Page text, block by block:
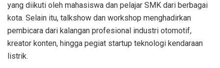
yang diikuti oleh mahasiswa dan pelajar SMK dari berbagai
kota. Selain itu, talkshow dan workshop menghadirkan
pembicara dari kalangan profesional industri otomotif,
kreator konten, hingga pegiat startup teknologi kendaraan
listrik.